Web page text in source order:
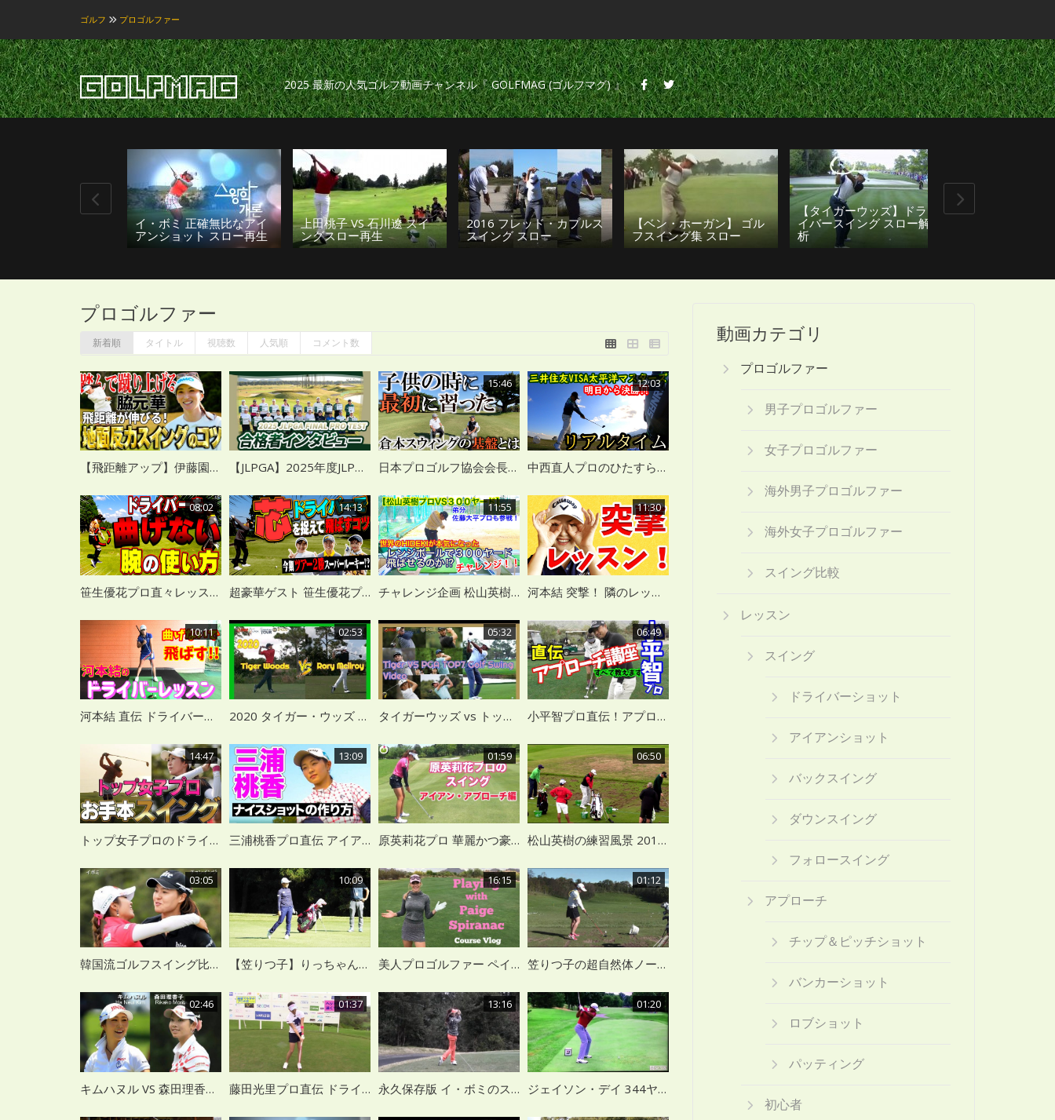
ゴルフ プロゴルファー
2025 最新の人気ゴルフ動画チャンネル『 GOLFMAG (ゴルフマグ) 』
上田桃子 VS 石川遼 スイ
ングスロー再生
2016 フレッド・カプルス
スイング スロー
【ベン・ホーガン】 ゴル
フスイング集 スロー
【タイガーウッズ】ドラ
イバースイング スロー解
析
米ツアー３勝 丸山茂樹プ
ロ 7アイアン スロー再
生
プロゴルファー
新着順 タイトル 視聴数 人気順 コメント数
【飛距離アップ】伊藤園レディス優勝の脇元華の地面反力を使ったスイングのコツ！ 【JLPGA】2025年度JLPGAプロテスト合格者紹介
15:46
日本プロゴルフ協会会長倉本昌弘プロの金言 「流行より自分に合ったスイングを」
12:03
中西直人プロのひたすら練習風景 三井住友VISA太平洋マスターズ2日目
08:02
笹生優花プロ直々レッスン ドライバーを真っ直ぐ飛ばすためのコツは？
14:13
超豪華ゲスト 笹生優花プロの必勝の練習方法とは？
11:55
チャレンジ企画 松山英樹はレンジボールで３００ヤード飛ばせるのか？
11:30
河本結 突撃！ 隣のレッスン
10:11
河本結 直伝 ドライバーで意識することとは？
02:53
2020 タイガー・ウッズ VS ローリー・マキロイ ドライバー スローモーション
05:32
タイガーウッズ vs トップ７ PGAプロ ドライバーショット スーパースローモーション
06:49
小平智プロ直伝！アプローチは基本がすべて
14:47
トップ女子プロのドライバーショットをスイング分析
13:09
三浦桃香プロ直伝 アイアンショットのつくり方
01:59
原英莉花プロ 華麗かつ豪快なスイング
06:50
松山英樹の練習風景 2017 アイリッシュオープン
03:05
韓国流ゴルフスイング比較 イ・ボミ VS チョン・インジ スロー再生
10:09
【笠りつ子】りっちゃんの練習ラウンドに密着
16:15
美人プロゴルファー ペイジュ・スパイラナックのゴルフコースVLOG
01:12
笠りつ子の超自然体ノーコック打法 【スロー再生】
02:46
キムハヌル VS 森田理香子 べた足打法 VS 腰の高速回転
01:37
藤田光里プロ直伝 ドライバーショット編
13:16
永久保存版 イ・ボミのスイング集
01:20
ジェイソン・デイ 344ヤード ドライバーショット 超スローモーション
動画カテゴリ
プロゴルファー
男子プロゴルファー
女子プロゴルファー
海外男子プロゴルファー
海外女子プロゴルファー
スイング比較
レッスン
スイング
ドライバーショット
アイアンショット
バックスイング
ダウンスイング
フォロースイング
アプローチ
チップ＆ピッチショット
バンカーショット
ロブショット
パッティング
初心者